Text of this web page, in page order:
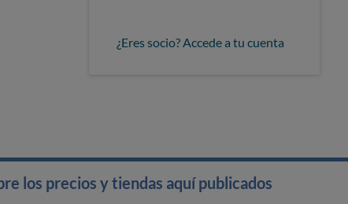
¿Eres socio? Accede a tu cuenta
los precios y tiendas aquí publicados